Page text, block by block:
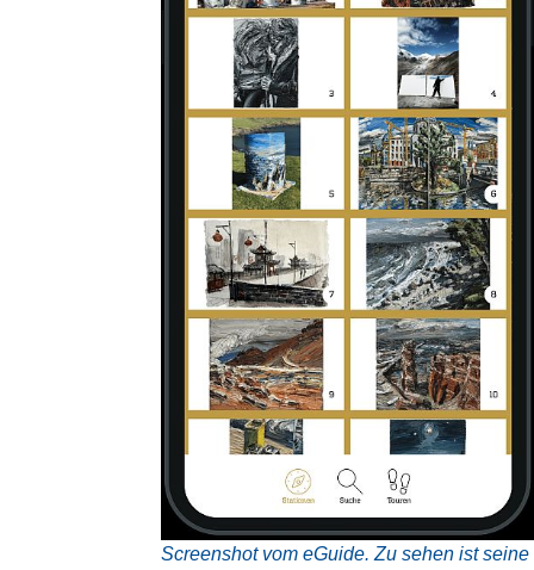
Screenshot vom eGuide. Zu sehen ist seine